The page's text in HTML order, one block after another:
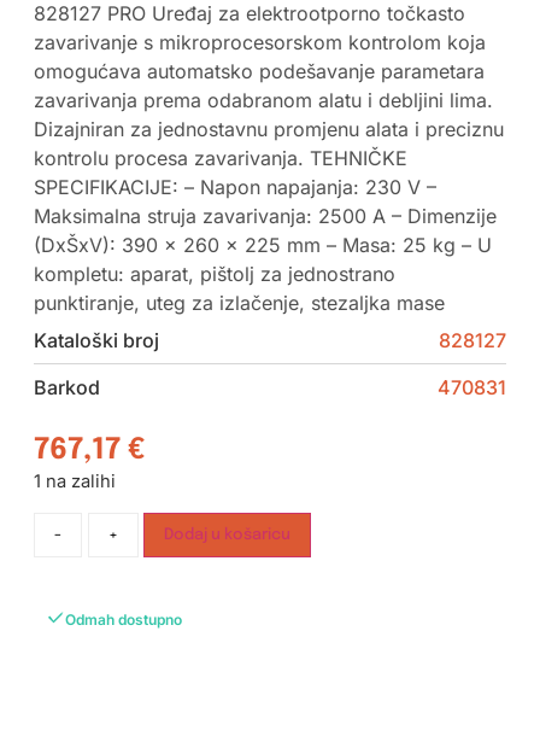
828127 PRO Uređaj za elektrootporno točkasto
zavarivanje s mikroprocesorskom kontrolom koja
omogućava automatsko podešavanje parametara
zavarivanja prema odabranom alatu i debljini lima.
Dizajniran za jednostavnu promjenu alata i preciznu
kontrolu procesa zavarivanja. TEHNIČKE
SPECIFIKACIJE: – Napon napajanja: 230 V –
Maksimalna struja zavarivanja: 2500 A – Dimenzije
(DxŠxV): 390 x 260 x 225 mm – Masa: 25 kg – U
kompletu: aparat, pištolj za jednostrano
punktiranje, uteg za izlačenje, stezaljka mase
Kataloški broj
828127
Barkod
470831
767,17 €
1 na zalihi
- + Dodaj u košaricu
Odmah dostupno